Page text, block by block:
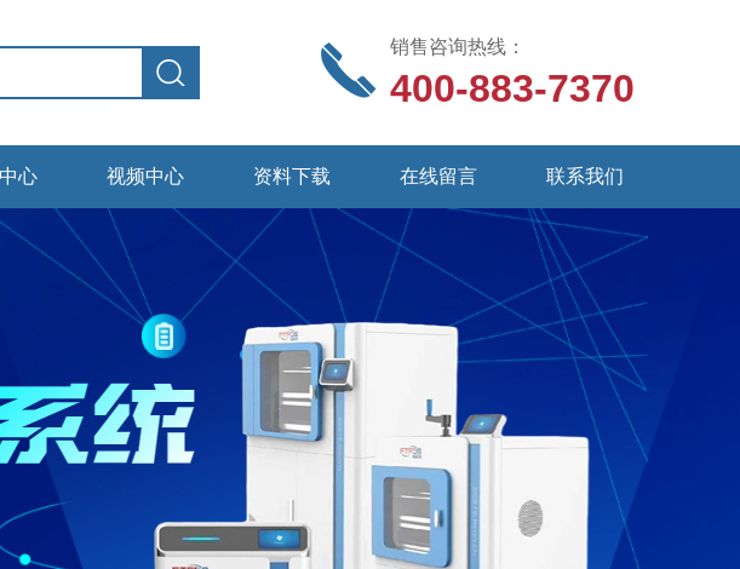
销售咨询热线：
400-883-7370
心 视频中心 资料下载 在线留言 联系我们